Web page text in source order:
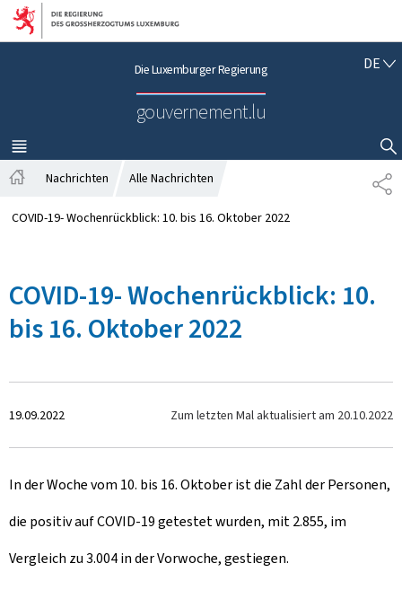
Zur Hauptnavigation
Zum Inhalt
Die Luxemburger Regierung
gouvernement.lu
DED
S
C
H
MENÜ
HAUPT-
SUCHFLED ANZEIGEN / SCHLIESSEN
T
E
t
s
e
Nachrichten Alle Nachrichten
COVID-19- Wochenrückblick: 10. bis 16. Oktober 2022
COVID-19- Wochenrückblick: 10.
bis 16. Oktober 2022
Z
u
m
19.09.2022 Zum letzten Mal aktualisiert am 20.10.2022
In der Woche vom 10. bis 16. Oktober ist die Zahl der Personen,
die positiv auf COVID-19 getestet wurden, mit 2.855, im
Vergleich zu 3.004 in der Vorwoche, gestiegen.